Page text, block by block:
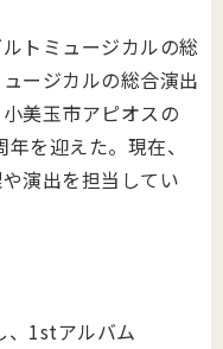
トミュージカルの総
ージカルの総合演出
美玉市アピオスの
年を迎えた。現在、
演出を担当してい
、1stアルバム